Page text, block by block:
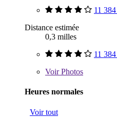
11
Distance estimée
0,3 milles
11
VoirPhotos
Heures normales
Voir tout